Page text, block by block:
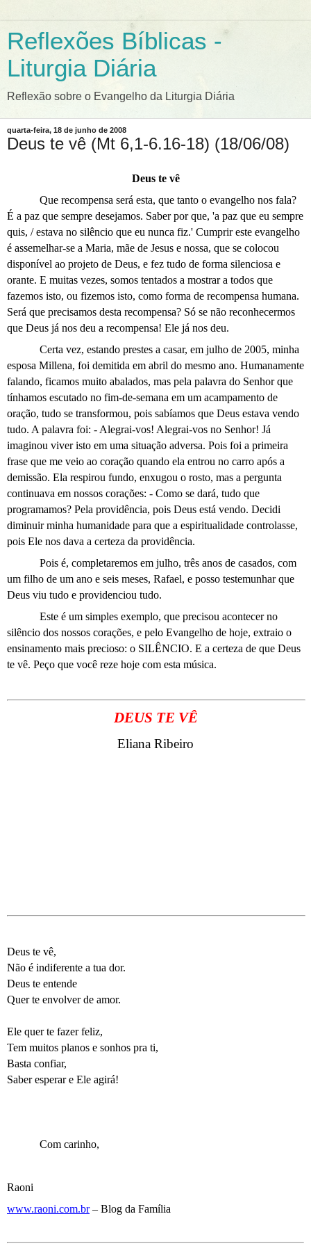
Reflexões Bíblicas -
Liturgia Diária
Reflexão sobre o Evangelho da Liturgia Diária
quarta-feira, 18 de junho de 2008
Deus te vê (Mt 6,1-6.16-18) (18/06/08)
Deus te vê
Que recompensa será esta, que tanto o evangelho nos fala?
É a paz que sempre desejamos. Saber por que, 'a paz que eu sempre
quis, / estava no silêncio que eu nunca fiz.' Cumprir este evangelho
é assemelhar-se a Maria, mãe de Jesus e nossa, que se colocou
disponível ao projeto de Deus, e fez tudo de forma silenciosa e
orante. E muitas vezes, somos tentados a mostrar a todos que
fazemos isto, ou fizemos isto, como forma de recompensa humana.
Será que precisamos desta recompensa? Só se não reconhecermos
que Deus já nos deu a recompensa! Ele já nos deu.
Certa vez, estando prestes a casar, em julho de 2005, minha
esposa Millena, foi demitida em abril do mesmo ano. Humanamente
falando, ficamos muito abalados, mas pela palavra do Senhor que
tínhamos escutado no fim-de-semana em um acampamento de
oração, tudo se transformou, pois sabíamos que Deus estava vendo
tudo. A palavra foi: - Alegrai-vos! Alegrai-vos no Senhor! Já
imaginou viver isto em uma situação adversa. Pois foi a primeira
frase que me veio ao coração quando ela entrou no carro após a
demissão. Ela respirou fundo, enxugou o rosto, mas a pergunta
continuava em nossos corações: - Como se dará, tudo que
programamos? Pela providência, pois Deus está vendo. Decidi
diminuir minha humanidade para que a espiritualidade controlasse,
pois Ele nos dava a certeza da providência.
Pois é, completaremos em julho, três anos de casados, com
um filho de um ano e seis meses, Rafael, e posso testemunhar que
Deus viu tudo e providenciou tudo.
Este é um simples exemplo, que precisou acontecer no
silêncio dos nossos corações, e pelo Evangelho de hoje, extraio o
ensinamento mais precioso: o SILÊNCIO. E a certeza de que Deus
te vê. Peço que você reze hoje com esta música.
DEUS TE VÊ
Eliana Ribeiro
Deus te vê,
Não é indiferente a tua dor.
Deus te entende
Quer te envolver de amor.
Ele quer te fazer feliz,
Tem muitos planos e sonhos pra ti,
Basta confiar,
Saber esperar e Ele agirá!
Com carinho,
Raoni
www.raoni.com.br– Blog da Família